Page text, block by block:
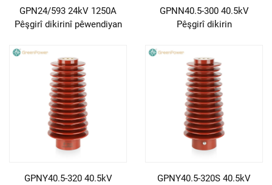
GPN24/593 24kV 1250A
Pêşgirî dikirinî pêwendiyan
GPNN40.5-300 40.5kV
Pêşgirî dikirin
GPNY40.5-320 40.5kV
GPNY40.5-320S 40.5kV